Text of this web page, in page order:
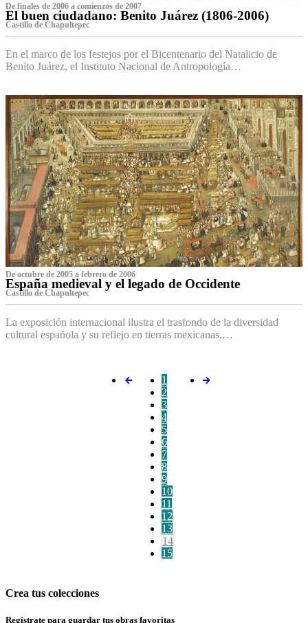
De finales de 2006 a comienzos de 2007
El buen ciudadano: Benito Juárez (1806-2006)
Castillo de Chapultepec
En el marco de los festejos por el Bicentenario del Natalicio de
Benito Juárez, el Instituto Nacional de Antropología…
De octubre de 2005 a febrero de 2006
España medieval y el legado de Occidente
Castillo de Chapultepec
La exposición internacional ilustra el trasfondo de la diversidad
cultural española y su reflejo en tierras mexicanas.…
1
2
3
4
5
6
7
8
9
10
11
12
13
14
15
Crea tus colecciones
Regístrate para guardar tus obras favoritas